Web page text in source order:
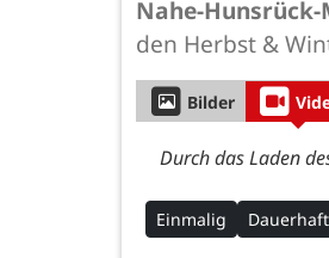
Nahe-
den Herbst &
Bilder
Durch das Laden
Einmalig Dauerhaft